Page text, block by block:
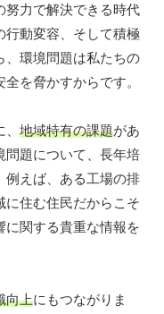
努力で解決できる時代
行動変容、そして積極
、環境問題は私たちの
を脅かすからです。
地域特有の課題があ
問題について、長年培
例えば、ある工場の排
に住む住民だからこそ
に関する貴重な情報を
向上にもつながりま